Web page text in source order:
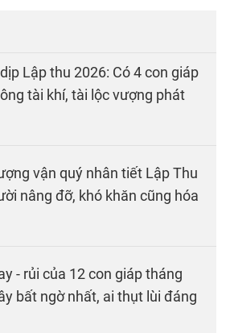
Lập thu 2026: Có 4 con giáp
tài khí, tài lộc vượng phát
vận quý nhân tiết Lập Thu
nâng đỡ, khó khăn cũng hóa
- rủi của 12 con giáp tháng
bất ngờ nhất, ai thụt lùi đáng